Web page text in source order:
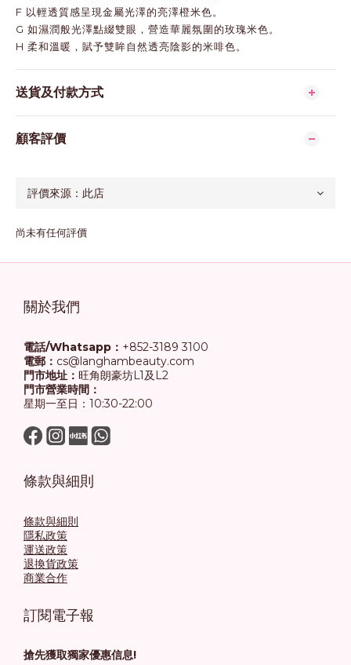
F 以輕透質感呈現金屬光澤的亮澤橙米色。
G 如濕潤般光澤點綴雙眼，營造華麗氛圍的玫瑰米色。
H 柔和溫暖，賦予雙眸自然透亮陰影的米啡色。
送貨及付款方式
顧客評價
尚未有任何評價
關於我們
電話/Whatsapp： +852-3189 3100
電郵： cs@langhambeauty.com
門市地址： 旺角朗豪坊L1及L2
門市營業時間：
星期一至日：10:30-22:00
條款與細則
條款與細則
隱私政策
運送政策
退換貨政策
商業合作
訂閱電子報
搶先獲取獨家優惠信息!